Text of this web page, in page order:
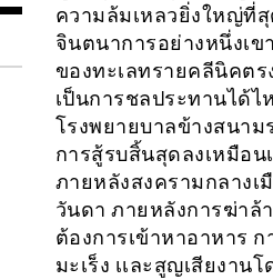
ความล้มเหลวยิ่งใหญ่ที่สุ
จินตนาการอย่างหนึ่งเ
ของทะเลทรายคลีนิคต
เป็นการชลประทานได้
โรงพยายบาลข้างสนา
การสู้รบสิ้นสุดลงเหมือน
ภายหลังสงครามกลางเ
วันดา ภายหลังการฆ่าล้
ต้องการเข้าหาอาหาร
มะเร็ง เเละสูญเสียงา